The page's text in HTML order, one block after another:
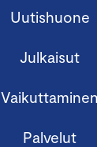
Uutishuone
Julkaisut
Vaikuttaminen
Palvelut